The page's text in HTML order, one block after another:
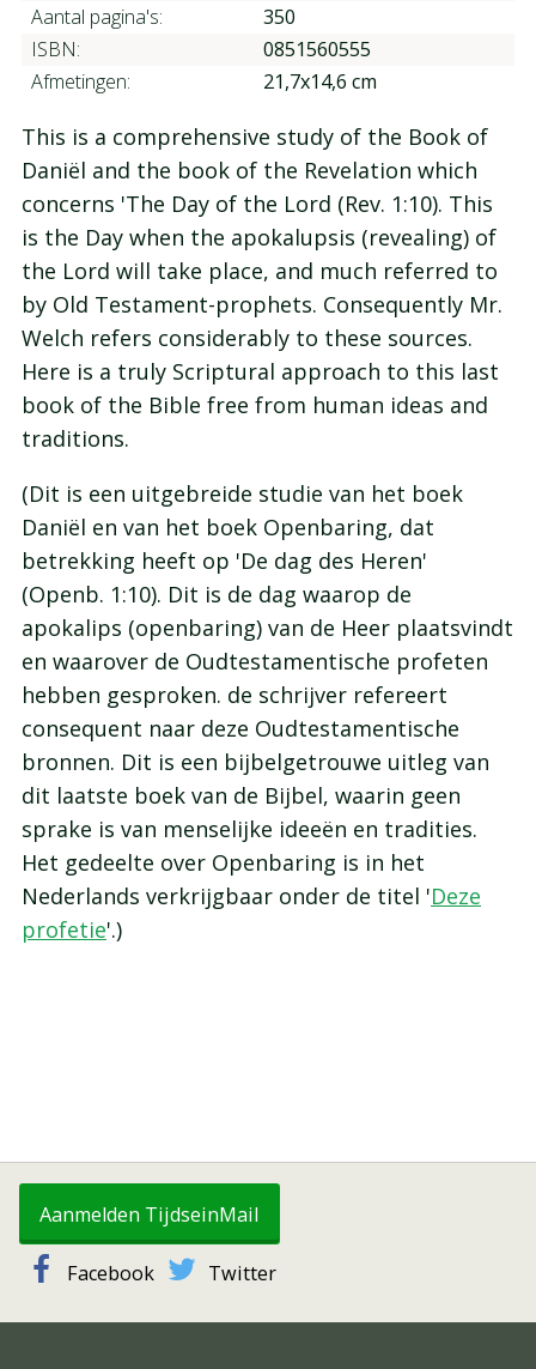
Aantal pagina's:
350
ISBN:
0851560555
Afmetingen:
21,7x14,6 cm
This is a comprehensive study of the Book of
Daniël and the book of the Revelation which
concerns 'The Day of the Lord (Rev. 1:10). This
is the Day when the apokalupsis (revealing) of
the Lord will take place, and much referred to
by Old Testament-prophets. Consequently Mr.
Welch refers considerably to these sources.
Here is a truly Scriptural approach to this last
book of the Bible free from human ideas and
traditions.
(Dit is een uitgebreide studie van het boek
Daniël en van het boek Openbaring, dat
betrekking heeft op 'De dag des Heren'
(Openb. 1:10). Dit is de dag waarop de
apokalips (openbaring) van de Heer plaatsvindt
en waarover de Oudtestamentische profeten
hebben gesproken. de schrijver refereert
consequent naar deze Oudtestamentische
bronnen. Dit is een bijbelgetrouwe uitleg van
dit laatste boek van de Bijbel, waarin geen
sprake is van menselijke ideeën en tradities.
Het gedeelte over Openbaring is in het
Nederlands verkrijgbaar onder de titel 'Deze
profetie'.)
Aanmelden TijdseinMail
Facebook Twitter